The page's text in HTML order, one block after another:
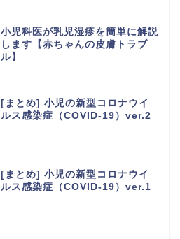
小児科医が乳児湿疹を簡単に解説
します【赤ちゃんの皮膚トラブ
ル】
[まとめ] 小児の新型コロナウイ
ルス感染症（COVID-19）ver.2
[まとめ] 小児の新型コロナウイ
ルス感染症（COVID-19）ver.1